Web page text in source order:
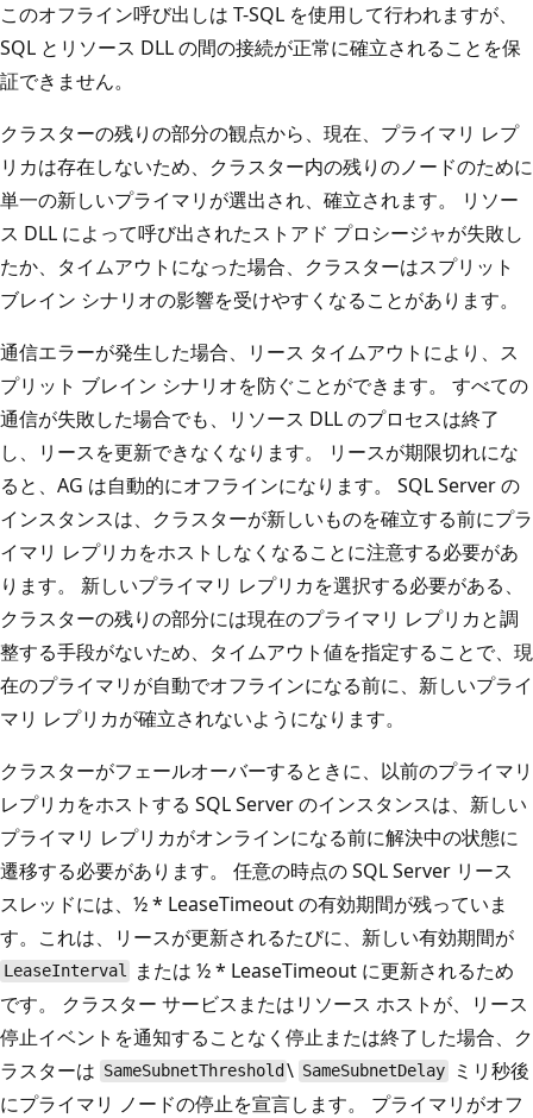
このオフライン呼び出しは T-SQL を使用して行われますが、
SQL とリソース DLL の間の接続が正常に確立されることを保
証できません。
クラスターの残りの部分の観点から、現在、プライマリ レプ
リカは存在しないため、クラスター内の残りのノードのために
単一の新しいプライマリが選出され、確立されます。 リソー
ス DLL によって呼び出されたストアド プロシージャが失敗し
たか、タイムアウトになった場合、クラスターはスプリット
ブレイン シナリオの影響を受けやすくなることがあります。
通信エラーが発生した場合、リース タイムアウトにより、ス
プリット ブレイン シナリオを防ぐことができます。 すべての
通信が失敗した場合でも、リソース DLL のプロセスは終了
し、リースを更新できなくなります。 リースが期限切れにな
ると、AG は自動的にオフラインになります。 SQL Server の
インスタンスは、クラスターが新しいものを確立する前にプラ
イマリ レプリカをホストしなくなることに注意する必要があ
ります。 新しいプライマリ レプリカを選択する必要がある、
クラスターの残りの部分には現在のプライマリ レプリカと調
整する手段がないため、タイムアウト値を指定することで、現
在のプライマリが自動でオフラインになる前に、新しいプライ
マリ レプリカが確立されないようになります。
クラスターがフェールオーバーするときに、以前のプライマリ
レプリカをホストする SQL Server のインスタンスは、新しい
プライマリ レプリカがオンラインになる前に解決中の状態に
遷移する必要があります。 任意の時点の SQL Server リース
スレッドには、½ * LeaseTimeout の有効期間が残っていま
す。これは、リースが更新されるたびに、新しい有効期間が
LeaseInterval
または ½ * LeaseTimeout に更新されるため
です。 クラスター サービスまたはリソース ホストが、リース
停止イベントを通知することなく停止または終了した場合、ク
ラスターは SameSubnetThreshold \ SameSubnetDelay
ミリ秒後
にプライマリ ノードの停止を宣言します。 プライマリがオフ